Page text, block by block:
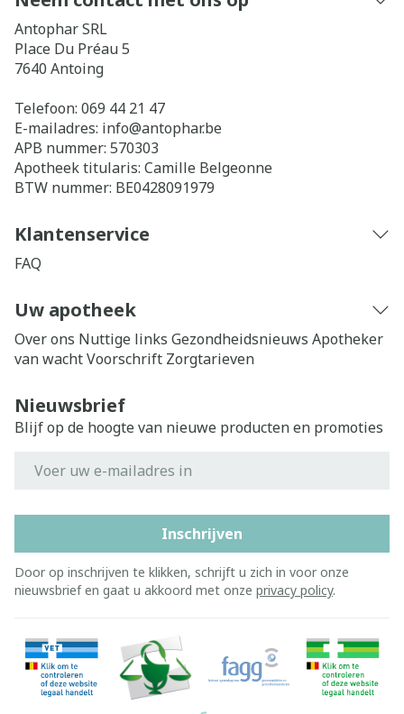
Antophar SRL
Place Du Préau 5
7640 Antoing
Telefoon: 069 44 21 47
E-mailadres: info@antophar.be
APB nummer: 570303
Apotheek titularis: Camille Belgeonne
BTW nummer: BE0428091979
Klantenservice
FAQ
Uw apotheek
Over ons Nuttige links Gezondheidsnieuws Apotheker
van wachtVoorschrift Zorgtarieven
Nieuwsbrief
Blijf op de hoogte van nieuwe producten en promoties
Inschrijven
Door op inschrijven te klikken, schrijft u zich in voor onze
nieuwsbrief en gaat u akkoord met onze privacy policy.